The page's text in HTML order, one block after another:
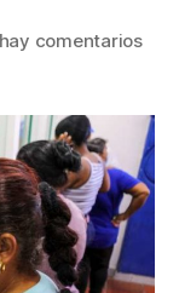
comentariosen
los
4,
6